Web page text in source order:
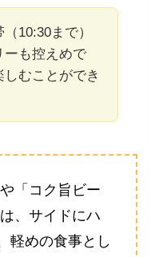
10:30まで）
ーも控えめで
しむことができ
「コク旨ビー
、サイドにハ
軽めの食事とし